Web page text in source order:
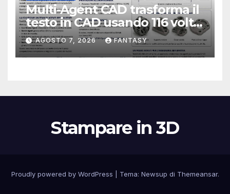
Multi-Agent CAD trasforma il
testo in CAD usando 116 volte
meno token
AGOSTO 7, 2026 FANTASY
Stampare in 3D
Proudly powered by WordPress Tema: Newsup di Themeansar.